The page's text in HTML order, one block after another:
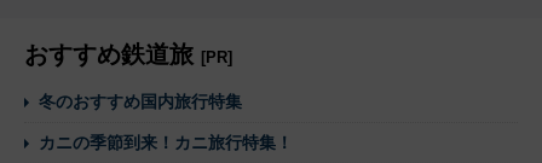
おすすめ鉄道旅 [PR]
冬のおすすめ国内旅行特集
カニの季節到来！カニ旅行特集！